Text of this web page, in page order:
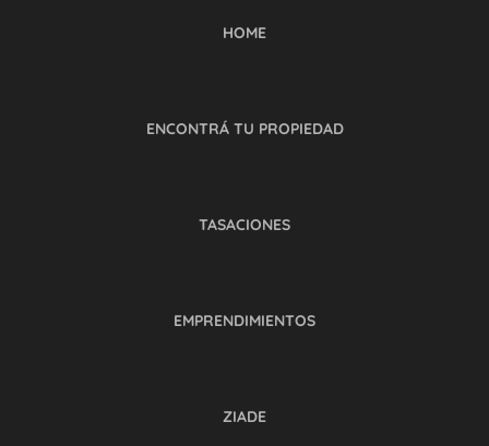
HOME
ENCONTRÁ TU PROPIEDAD
TASACIONES
EMPRENDIMIENTOS
ZIADE